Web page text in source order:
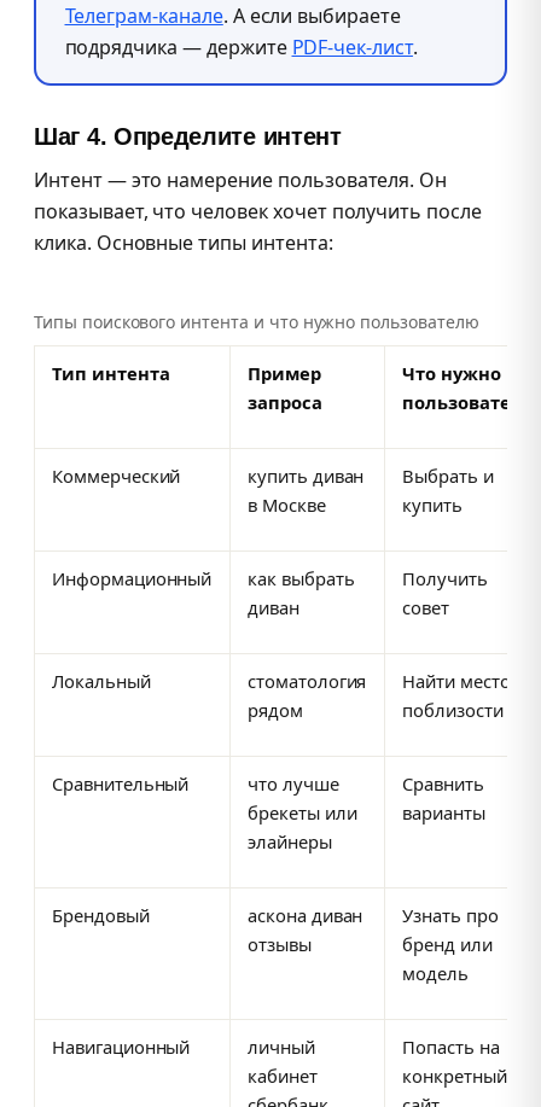
Телеграм-канале. А если выбираете
подрядчика — держите PDF-чек-лист.
Шаг 4. Определите интент
Интент — это намерение пользователя. Он
показывает, что человек хочет получить после
клика. Основные типы интента:
Типы поискового интента и что нужно пользователю
Тип интента
Пример
запроса
Что нужно
пользователю
Коммерческий
купить диван
в Москве
Выбрать и
купить
Информационный
как выбрать
диван
Получить
совет
Локальный
стоматология
рядом
Найти место
поблизости
Сравнительный
что лучше
брекеты или
элайнеры
Сравнить
варианты
Брендовый
аскона диван
отзывы
Узнать про
бренд или
модель
Навигационный
личный
кабинет
Попасть на
конкретный